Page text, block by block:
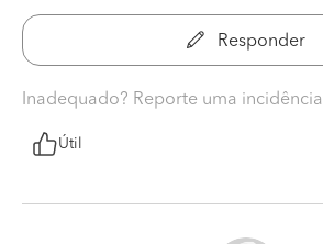
Responder
Inadequado? Reporte uma incidência
Útil